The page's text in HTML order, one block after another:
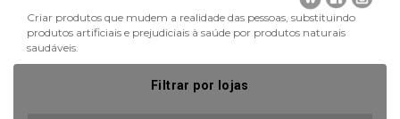
Criar produtos que mudem a realidade das pessoas, substituindo
produtos artificiais e prejudiciais à saúde por produtos naturais
saudáveis.